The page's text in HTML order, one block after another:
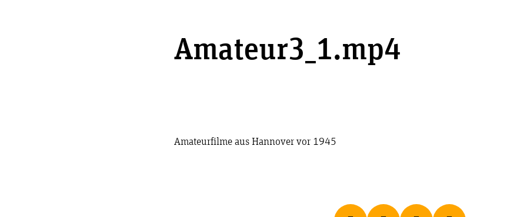
Amateur3_1.mp4
Amateurfilme aus Hannover vor 1945